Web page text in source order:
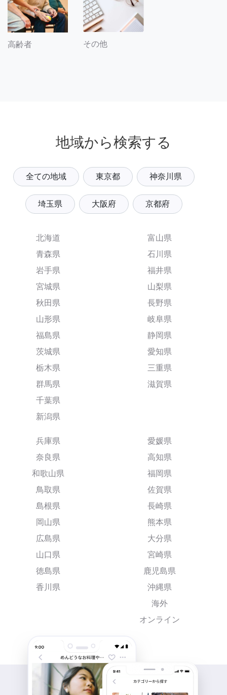
高齢者 その他
地域から検索する
全ての地域 東京都 神奈川県
埼玉県 大阪府 京都府
北海道
青森県
岩手県
宮城県
秋田県
山形県
福島県
茨城県
栃木県
群馬県
千葉県
新潟県
富山県
石川県
福井県
山梨県
長野県
岐阜県
静岡県
愛知県
三重県
滋賀県
兵庫県
奈良県
和歌山県
鳥取県
島根県
岡山県
広島県
山口県
徳島県
香川県
愛媛県
高知県
福岡県
佐賀県
長崎県
熊本県
大分県
宮崎県
鹿児島県
沖縄県
海外
オンライン